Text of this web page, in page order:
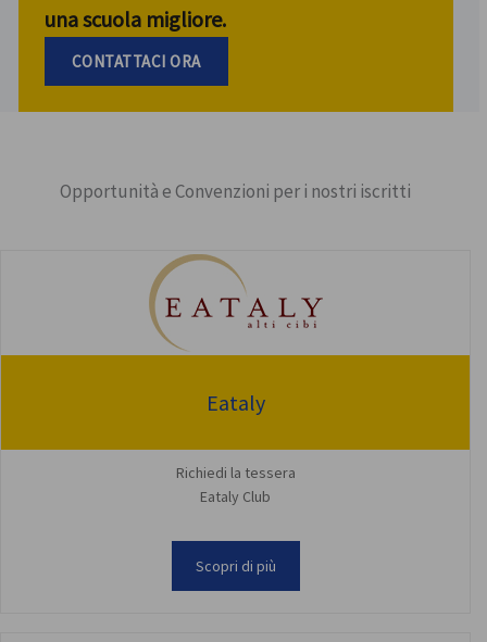
una scuola migliore.
CONTATTACI ORA
Opportunità e Convenzioni per i nostri iscritti
Eataly
Richiedi la tessera
Eataly Club
Scopri di più